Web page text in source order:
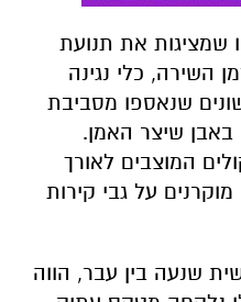
המוצבים לאורך
על גבי קירות
שנעה בין עבר, הווה
נלקחה מטקס עתיק
זמינים מההווה כמו
היסטורי תרבותי.